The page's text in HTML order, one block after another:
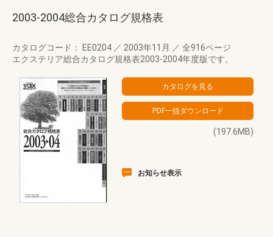
2003-2004総合カタログ規格表
カタログコード： EE0204 ／ 2003年11月 ／ 全916ページ
エクステリア総合カタログ規格表2003-2004年度版です。
(197.6MB)
お知らせ表示